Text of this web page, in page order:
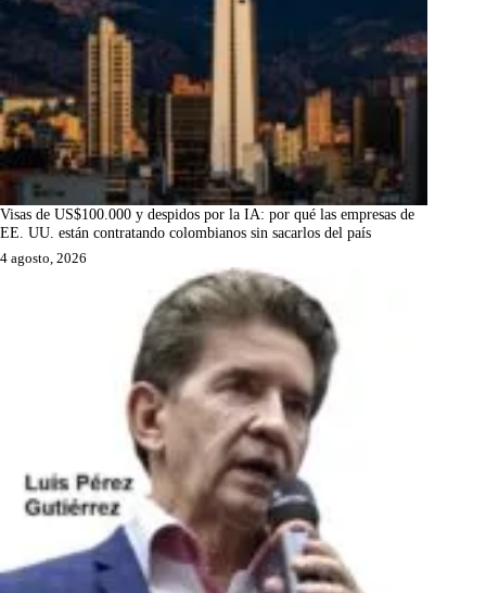
Visas de US$100.000 y despidos por la IA: por qué las empresas de
EE. UU. están contratando colombianos sin sacarlos del país
4 agosto, 2026